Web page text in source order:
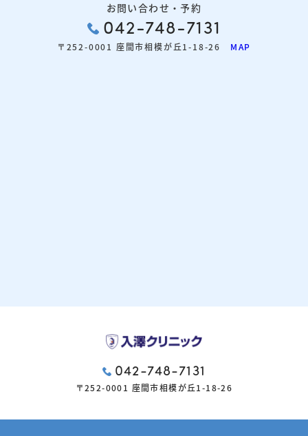
お問い合わせ・予約
042-748-7131
〒252-0001 座間市相模が丘1-18-26 MAP
042-748-7131
〒252-0001 座間市相模が丘1-18-26